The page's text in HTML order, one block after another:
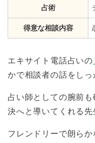
占術
得意な相談内容
エキサイト電話占いの
かで相談者の話をしっ
占い師としての腕前
決へと導いてくれる先
フレンドリーで朗ら